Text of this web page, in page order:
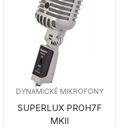
SUPERLUX PROH7F
MKII
DYNAMICKÉ MIKROFONY